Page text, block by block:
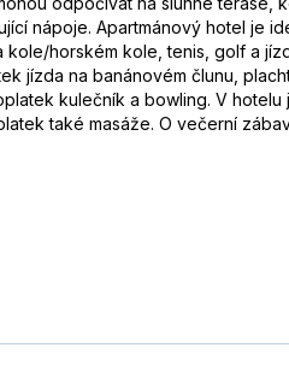
nápoje. Apartmánový hotel je
horském kole, tenis, golf a
jízda na banánovém člunu,
kulečník a bowling. V
také masáže. O večerní